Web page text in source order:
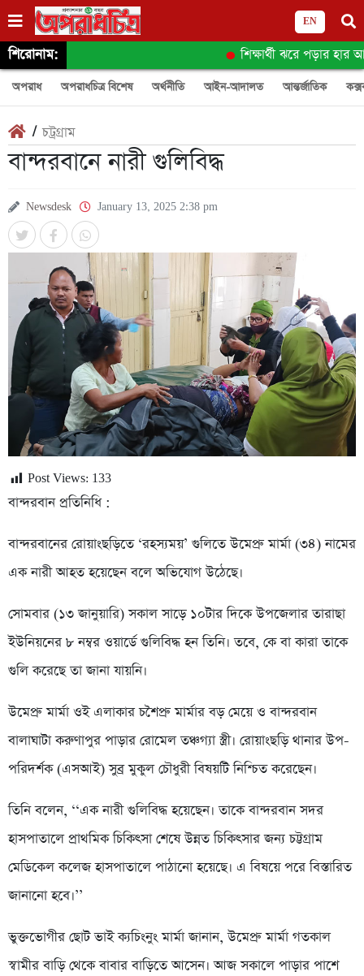
EN
শিরোনাম: শিক্ষার্থী ঝরে পড়ার হার
অপরাধ অপরাধচিত্র বিশেষ অর্থনীতি আইন-আদালত আন্তর্জাতিক
/চট্রগ্রাম
বান্দরবানে নারী গুলিবিদ্ধ
Newsdesk January 13, 2025 2:38 pm
Post Views: 133
বান্দরবান প্রতিনিধি :
বান্দরবানের রোয়াংছড়িতে ‘রহস্যময়’ গুলিতে উমেপ্রু মার্মা (৩৪) নামের
এক নারী আহত হয়েছেন বলে অভিযোগ উঠেছে।
সোমবার (১৩ জানুয়ারি) সকাল সাড়ে ১০টার দিকে উপজেলার তারাছা
ইউনিয়নের ৮ নম্বর ওয়ার্ডে গুলিবিদ্ধ হন তিনি। তবে, কে বা কারা তাকে
গুলি করেছে তা জানা যায়নি।
উমেপ্রু মার্মা ওই এলাকার চশৈপ্রু মার্মার বড় মেয়ে ও বান্দরবান
বালাঘাটা করুণাপুর পাড়ার রোমেল তঞ্চগ্যা স্ত্রী। রোয়াংছড়ি থানার উপ-
পরিদর্শক (এসআই) সুব্র মুকুল চৌধুরী বিষয়টি নিশ্চিত করেছেন।
তিনি বলেন, ‘‘এক নারী গুলিবিদ্ধ হয়েছেন। তাকে বান্দরবান সদর
হাসপাতালে প্রাথমিক চিকিৎসা শেষে উন্নত চিকিৎসার জন্য চট্টগ্রাম
মেডিকেল কলেজ হাসপাতালে পাঠানো হয়েছে। এ বিষয়ে পরে বিস্তারিত
জানানো হবে।’’
ভুক্তভোগীর ছোট ভাই ক্যচিংনুং মার্মা জানান, উমেপ্রু মার্মা গতকাল
স্বামীর বাড়ি থেকে বাবার বাড়িতে আসেন। আজ সকালে পাড়ার পাশে